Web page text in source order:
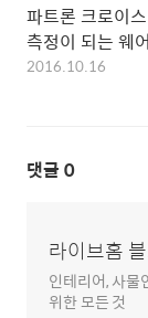
파트론 크로이
측정이 되는 웨
2016.10.16
댓글 0
라이브홈
인테리어, 사물
위한 모든 것